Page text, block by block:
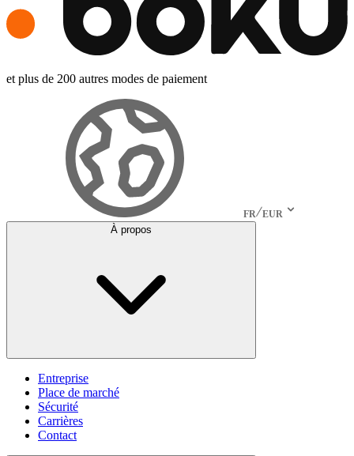
et plus de 200 autres modes de paiement
FR EUR
À propos
Entreprise
Place de marché
Sécurité
Carrières
Contact